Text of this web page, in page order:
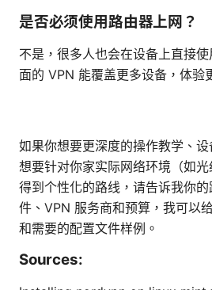
是否必须使用路由器上网？
不是，很多人也会在设备上直接
面的 VPN 能覆盖更多设备，体验
如果你想要更深度的操作教学、
想要针对你家实际网络环境（如光
得到个性化的路线，请告诉我你
件、VPN 服务商和预算，我可以
和需要的配置文件样例。
Sources: